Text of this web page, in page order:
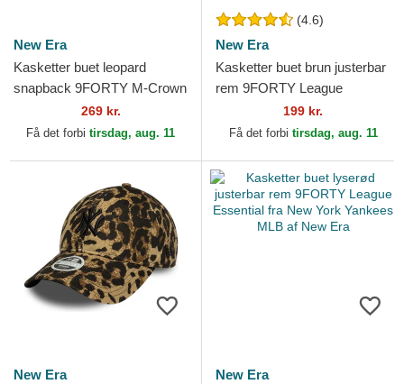
New Era
Kasketter buet leopard
snapback 9FORTY M-Crown
A Frame Leopard fra New
York Yankees MLB af New
269 kr.
Få det forbi tirsdag, aug. 11
(4.6)
New Era
Kasketter buet brun justerbar
rem 9FORTY League
Essential fra New York
Yankees MLB af New Era
199 kr.
Få det forbi tirsdag, aug. 11
New Era
New Era